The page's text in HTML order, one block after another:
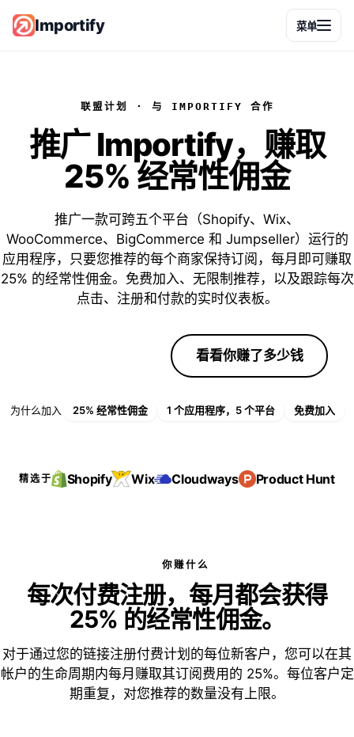
Importify 菜单
联盟计划 · 与 IMPORTIFY 合作
推广 Importify，赚取
25% 经常性佣金
推广一款可跨五个平台（Shopify、Wix、
WooCommerce、BigCommerce 和 Jumpseller）运行的
应用程序，只要您推荐的每个商家保持订阅，每月即可赚取
25% 的经常性佣金。免费加入、无限制推荐，以及跟踪每次
点击、注册和付款的实时仪表板。
看看你赚了多少钱
为什么加入 25% 经常性佣金 1 个应用程序，5 个平台 免费加入
精选于 Shopify Wix Cloudways Product Hunt
你赚什么
每次付费注册，每月都会获得
25% 的经常性佣金。
对于通过您的链接注册付费计划的每位新客户，您可以在其
帐户的生命周期内每月赚取其订阅费用的 25%。每位客户定
期重复，对您推荐的数量没有上限。